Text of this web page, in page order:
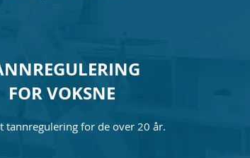
FOR VOKSNE
tannregulering for de over 20 år.